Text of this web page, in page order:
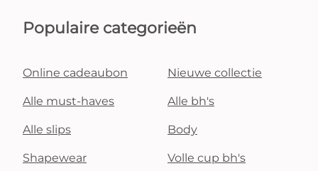
Populaire categorieën
Online cadeaubon Nieuwe collectie
Alle must-haves Alle bh's
Alle slips Body
Shapewear Volle cup bh's